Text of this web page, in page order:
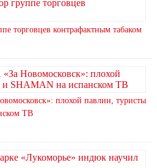
торговцев контрафактным табаком
плохой павлин, туристы
ТВ